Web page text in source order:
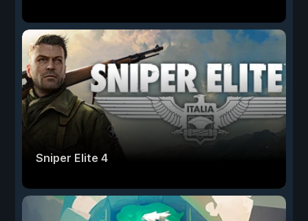
Sniper Elite 4